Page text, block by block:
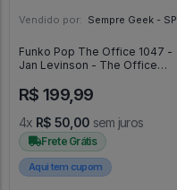
Vendido por: Sempre Geek - SP
Funko Pop The Office 1047 -
Jan Levinson - The Office
R$ 199,99
4x R$ 50,00 sem juros
Frete Grátis
Aqui tem cupom